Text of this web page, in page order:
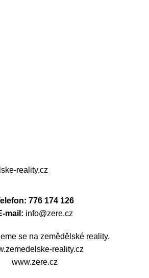
reality.cz
776 174 126
mail: info@zere.cz
se na zemědělské reality.
reality.cz
www.zere.cz